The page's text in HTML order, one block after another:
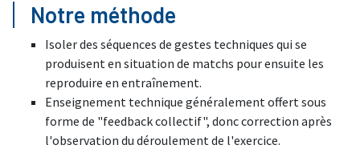
Notre méthode
Isoler des séquences de gestes techniques qui se
produisent en situation de matchs pour ensuite les
reproduire en entraînement.
Enseignement technique généralement offert sous
forme de "feedback collectif", donc correction après
l'observation du déroulement de l'exercice.